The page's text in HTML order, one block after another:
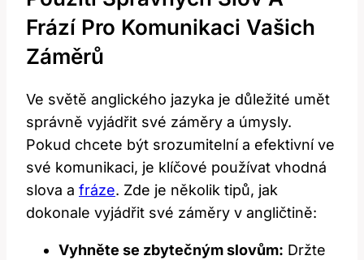
Frází Pro Komunikaci Vašich
Záměrů
Ve světě anglického jazyka je důležité umět
správně vyjádřit své záměry a úmysly.
Pokud chcete být srozumitelní a efektivní ve
své komunikaci, je klíčové používat vhodná
slova a fráze. Zde je několik tipů, jak
dokonale vyjádřit své záměry v angličtině:
Vyhněte se zbytečným slovům: Držte